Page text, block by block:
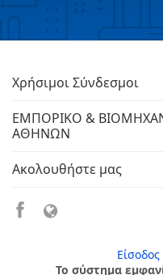
Χρήσιμοι Σύνδεσμοι
ΕΜΠΟΡΙΚΟ &
ΑΘΗΝΩΝ
Ακολουθήστε μας
Το σύστημα